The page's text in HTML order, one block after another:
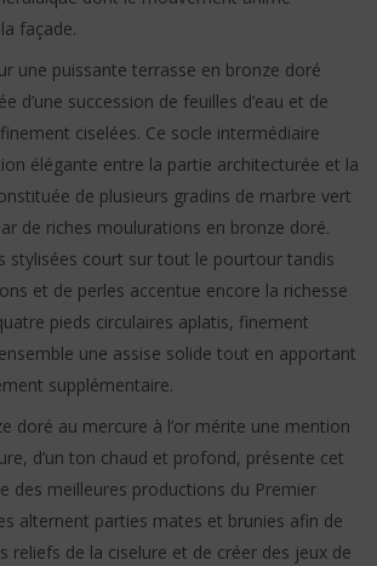
façade.
une puissante terrasse en bronze doré
d’une succession de feuilles d’eau et de
ciselées. Ce socle intermédiaire
élégante entre la partie architecturée et la
de plusieurs gradins de marbre vert
de riches moulurations en bronze doré.
stylisées court sur tout le pourtour tandis
et de perles accentue encore la richesse
pieds circulaires aplatis, finement
une assise solide tout en apportant
supplémentaire.
doré au mercure à l’or mérite une mention
d’un ton chaud et profond, présente cet
des meilleures productions du Premier
alternent parties mates et brunies afin de
reliefs de la ciselure et de créer des jeux de